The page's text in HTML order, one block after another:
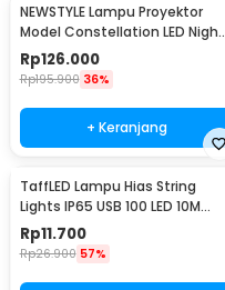
NEWSTYLE Lampu Proyektor
Model Constellation LED Night
Light 3W 5V - NL-USB
Rp126.000
Rp195.900 36%
+ Keranjang
TaffLED Lampu Hias String
Lights IP65 USB 100 LED 10M
Warm White - TDC-01
Rp11.700
Rp26.900 57%